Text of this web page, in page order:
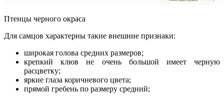
Птенцы черного окраса
Для самцов характерны такие внешние признаки:
широкая голова средних размеров;
крепкий клюв не очень большой имеет черную
расцветку;
яркие глаза коричневого цвета;
прямой гребень по размеру средний;